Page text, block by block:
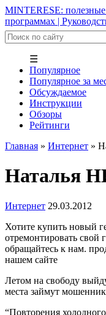
MINTERESE:
программах |
☰
Популярное
Популярное за
Обсуждаемое
Инструкции
Обзоры
Рейтинги
Главная » Интернет »
Наталья
Интернет 29.03.2012
Хотите купить новый
отремонтировать свой
обращайтесь к нам.
нашем сайте
Летом на свободу
места займут
“Повторения